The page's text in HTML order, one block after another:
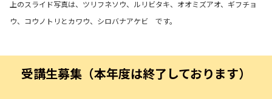
上のスライド写真は、ツリフネソウ、ルリビタキ、オオミズアオ、ギフチョ
ウ、コウノトリとカワウ、シロバナアケビ です。
受講生募集（本年度は終了しております）